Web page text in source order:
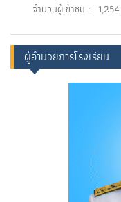
จำนวนผู้เข้าชม : 1,254
ผู้อำนวยการโรงเรียน